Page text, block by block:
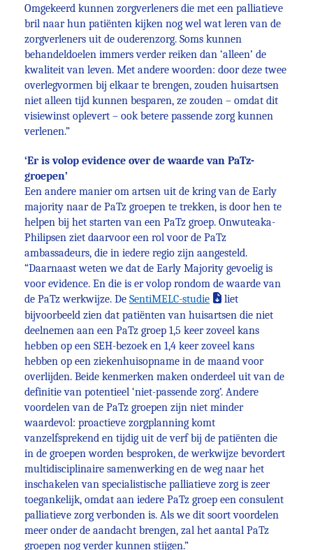
Omgekeerd kunnen zorgverleners die met een palliatieve
bril naar hun patiënten kijken nog wel wat leren van de
zorgverleners uit de ouderenzorg. Soms kunnen
behandeldoelen immers verder reiken dan ‘alleen’ de
kwaliteit van leven. Met andere woorden: door deze twee
overlegvormen bij elkaar te brengen, zouden huisartsen
niet alleen tijd kunnen besparen, ze zouden – omdat dit
visiewinst oplevert – ook betere passende zorg kunnen
verlenen.”
‘Er is volop evidence over de waarde van PaTz-
groepen’
Een andere manier om artsen uit de kring van de Early
majority naar de PaTz groepen te trekken, is door hen te
helpen bij het starten van een PaTz groep. Onwuteaka-
Philipsen ziet daarvoor een rol voor de PaTz
ambassadeurs, die in iedere regio zijn aangesteld.
“Daarnaast weten we dat de Early Majority gevoelig is
voor evidence. En die is er volop rondom de waarde van
de PaTz werkwijze. De SentiMELC-studie
liet
bijvoorbeeld zien dat patiënten van huisartsen die niet
deelnemen aan een PaTz groep 1,5 keer zoveel kans
hebben op een SEH-bezoek en 1,4 keer zoveel kans
hebben op een ziekenhuisopname in de maand voor
overlijden. Beide kenmerken maken onderdeel uit van de
definitie van potentieel ‘niet-passende zorg’. Andere
voordelen van de PaTz groepen zijn niet minder
waardevol: proactieve zorgplanning komt
vanzelfsprekend en tijdig uit de verf bij de patiënten die
in de groepen worden besproken, de werkwijze bevordert
multidisciplinaire samenwerking en de weg naar het
inschakelen van specialistische palliatieve zorg is zeer
toegankelijk, omdat aan iedere PaTz groep een consulent
palliatieve zorg verbonden is. Als we dit soort voordelen
meer onder de aandacht brengen, zal het aantal PaTz
groepen nog verder kunnen stijgen.”